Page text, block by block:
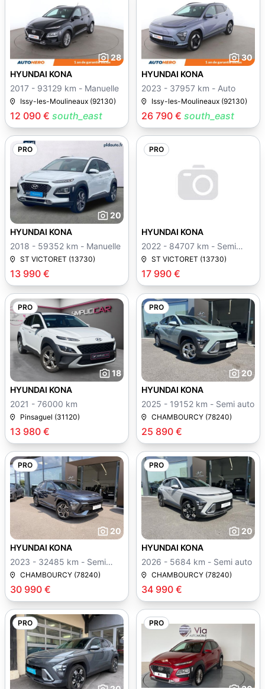
28
12 090 € south_east
HYUNDAI KONA
2017 - 93129 km - Manuelle
Issy-les-Moulineaux (92130)
30
26 790 € south_east
HYUNDAI KONA
2023 - 37957 km - Auto
Issy-les-Moulineaux (92130)
PRO
20
13 990 €
HYUNDAI KONA
2018 - 59352 km - Manuelle
ST VICTORET (13730)
PRO
17 990 €
HYUNDAI KONA
2022 - 84707 km - Semi
autoST VICTORET (13730)
PRO
18
13 980 €
HYUNDAI KONA
2021 - 76000 km
Pinsaguel (31120)
PRO
20
25 890 €
HYUNDAI KONA
2025 - 19152 km - Semi auto
CHAMBOURCY (78240)
PRO
20
30 990 €
HYUNDAI KONA
2023 - 32485 km - Semi
autoCHAMBOURCY (78240)
PRO
20
34 990 €
HYUNDAI KONA
2026 - 5684 km - Semi auto
CHAMBOURCY (78240)
PRO PRO